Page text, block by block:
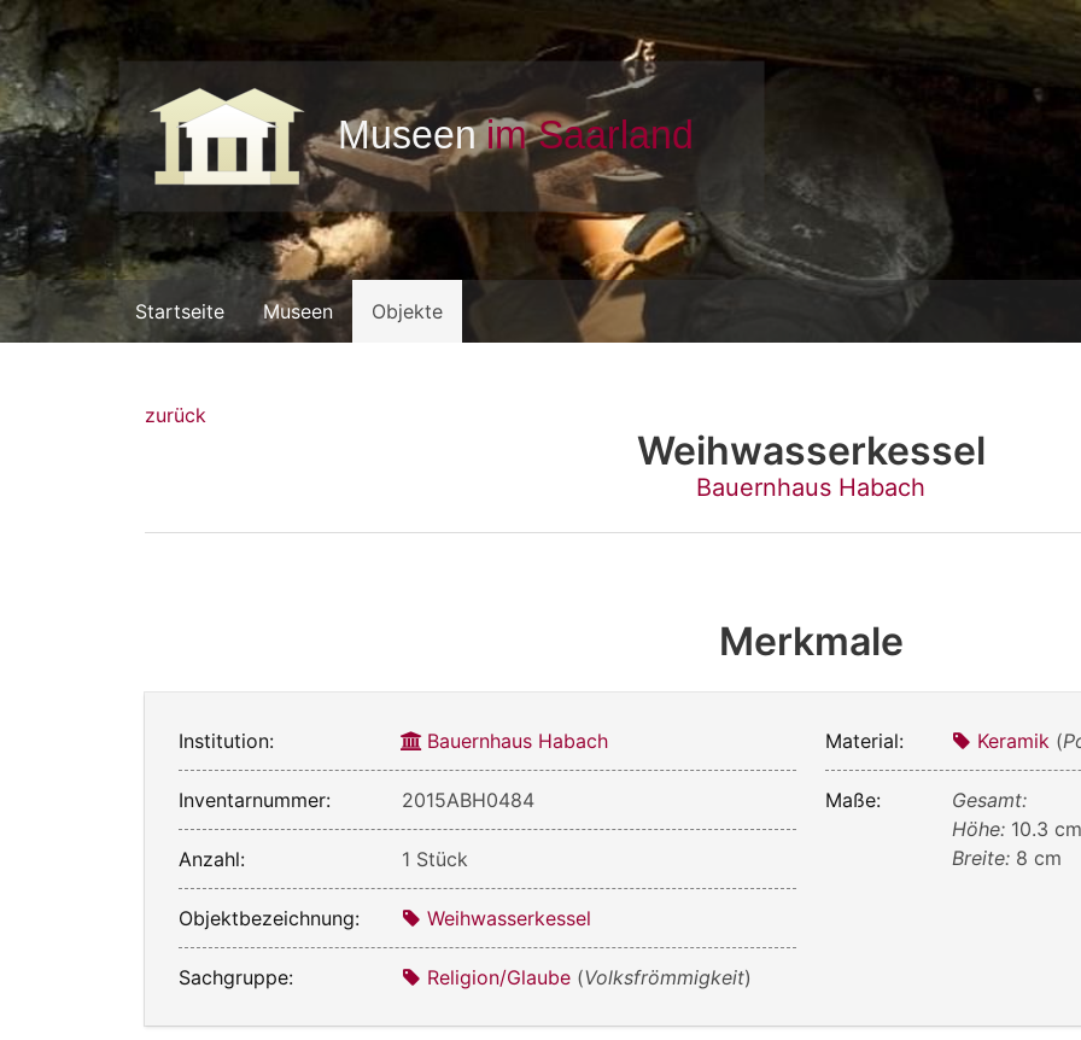
Startseite Museen Objekte
zurück
Weihwasserkessel
Bauernhaus Habach
Merkmale
Institution: Bauernhaus Habach
Inventarnummer: 2015ABH0484
Anzahl: 1 Stück
Objektbezeichnung: Weihwasserkessel
Sachgruppe: Religion/Glaube (Volksfrömmigkeit)
Material: Keramik (
Maße:
Gesamt:
Höhe: 10.3 cm
Breite: 8 cm